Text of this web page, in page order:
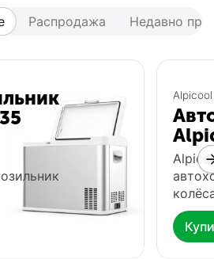
Распродажа Недавно
Популярный
Alpicool